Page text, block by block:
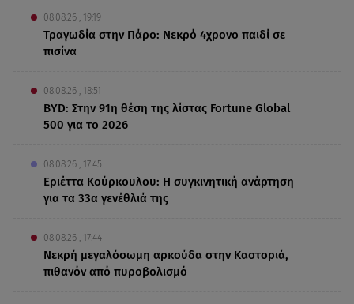
08.08.26 , 19:19
Τραγωδία στην Πάρο: Νεκρό 4χρονο παιδί σε
πισίνα
08.08.26 , 18:51
BYD: Στην 91η θέση της λίστας Fortune Global
500 για το 2026
08.08.26 , 17:45
Εριέττα Κούρκουλου: Η συγκινητική ανάρτηση
για τα 33α γενέθλιά της
08.08.26 , 17:44
Νεκρή μεγαλόσωμη αρκούδα στην Καστοριά,
πιθανόν από πυροβολισμό